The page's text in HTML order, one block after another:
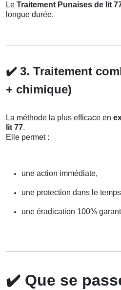
Le Traitement Punaises de lit
longue durée.
✔️ 3. Traitement
+ chimique)
La méthode la plus efficace en
lit 77.
Elle permet :
une action immédiate,
une protection dans le
une éradication 100%
✔️ Que se